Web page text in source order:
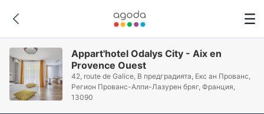
Appart'hotel Odalys City - Aix en
Provence Ouest
42, route de Galice, В предградията, Екс ан Прованс,
Регион Прованс-Алпи-Лазурен бряг, Франция,
13090